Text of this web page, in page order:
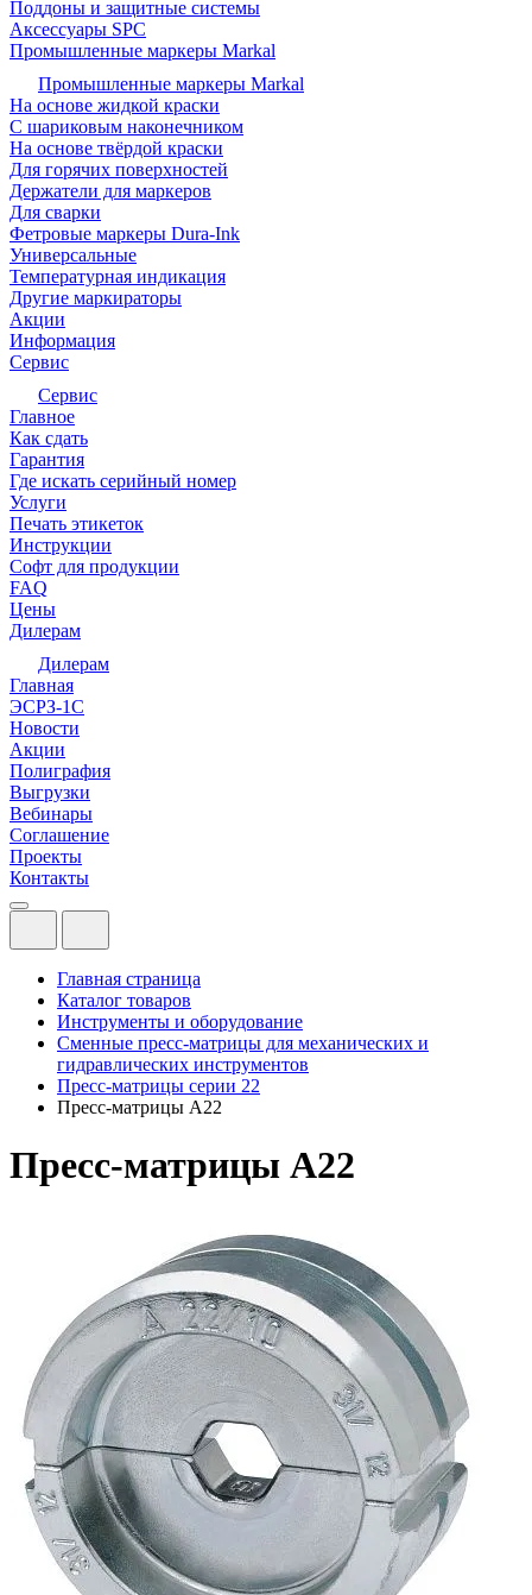
Поддоны и защитные системы
Аксессуары SPC
Промышленные маркеры Markal
Промышленные маркеры Markal
На основе жидкой краски
С шариковым наконечником
На основе твёрдой краски
Для горячих поверхностей
Держатели для маркеров
Для сварки
Фетровые маркеры Dura-Ink
Универсальные
Температурная индикация
Другие маркираторы
Акции
Информация
Сервис
Сервис
Главное
Как сдать
Гарантия
Где искать серийный номер
Услуги
Печать этикеток
Инструкции
Софт для продукции
FAQ
Цены
Дилерам
Дилерам
Главная
ЭСРЗ-1С
Новости
Акции
Полиграфия
Выгрузки
Вебинары
Соглашение
Проекты
Контакты
Главная страница
Каталог товаров
Инструменты и оборудование
Сменные пресс-матрицы для механических и
гидравлических инструментов
Пресс-матрицы серии 22
Пресс-матрицы A22
Пресс-матрицы A22